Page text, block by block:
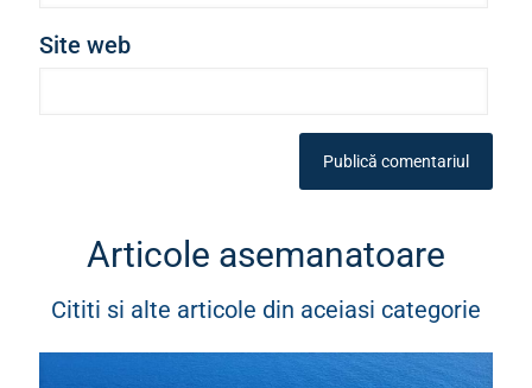
Site web
Articole asemanatoare
Cititi si alte articole din aceiasi categorie